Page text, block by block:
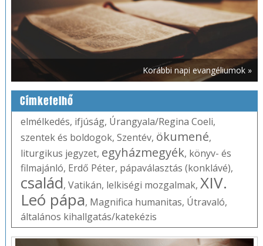
Korábbi napi evangéliumok »
Címkefelhő
elmélkedés, ifjúság, Úrangyala/Regina Coeli,
szentek és boldogok, Szentév, ökumené,
liturgikus jegyzet, egyházmegyék, könyv- és
filmajánló, Erdő Péter, pápaválasztás (konklávé),
család, Vatikán, lelkiségi mozgalmak, XIV.
Leó pápa, Magnifica humanitas, Útravaló,
általános kihallgatás/katekézis